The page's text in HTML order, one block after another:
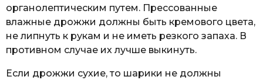
органолептическим путем. Прессованные
влажные дрожжи должны быть кремового цвета,
не липнуть к рукам и не иметь резкого запаха. В
противном случае их лучше выкинуть.
Если дрожжи сухие, то шарики не должны